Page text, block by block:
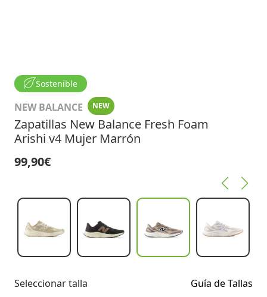
Sostenible
NEW BALANCE NEW
Zapatillas New Balance Fresh Foam
Arishi v4 Mujer Marrón
99,90€
Seleccionar talla Guía de Tallas